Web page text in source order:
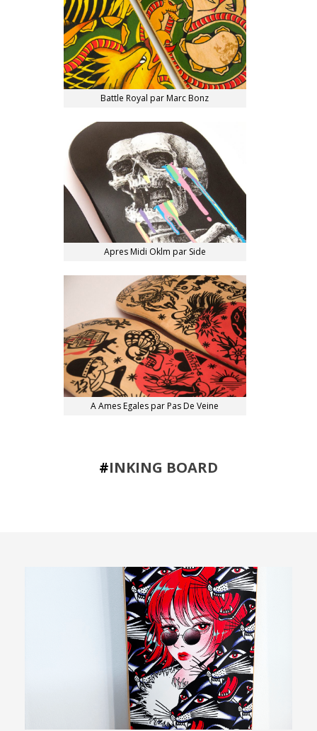
Battle Royal par Marc Bonz
Apres Midi Oklm par Side
A Ames Egales par Pas De Veine
#INKING BOARD